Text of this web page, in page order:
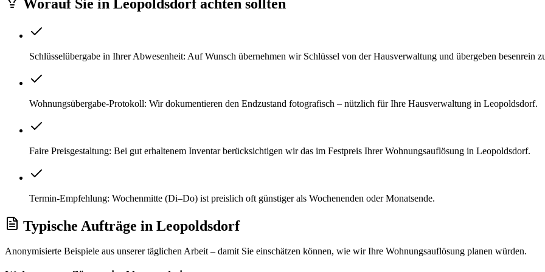
Worauf Sie in Leopoldsdorfachten sollten
Schlüsselübergabe in Ihrer Abwesenheit: Auf Wunsch übernehmen wir Schlüssel von der Hausverwaltung und übergeben besenrein
Wohnungsübergabe-Protokoll: Wir dokumentieren den Endzustand fotografisch – nützlich für Ihre Hausverwaltung in Leopoldsdorf.
Faire Preisgestaltung: Bei gut erhaltenem Inventar berücksichtigen wir das im Festpreis Ihrer Wohnungsauflösung in Leopoldsdorf.
Termin-Empfehlung: Wochenmitte (Di–Do) ist preislich oft günstiger als Wochenenden oder Monatsende.
Typische Aufträge in Leopoldsdorf
Anonymisierte Beispiele aus unserer täglichen Arbeit – damit Sie einschätzen können, wie wir Ihre Wohnungsauflösung planen würden.